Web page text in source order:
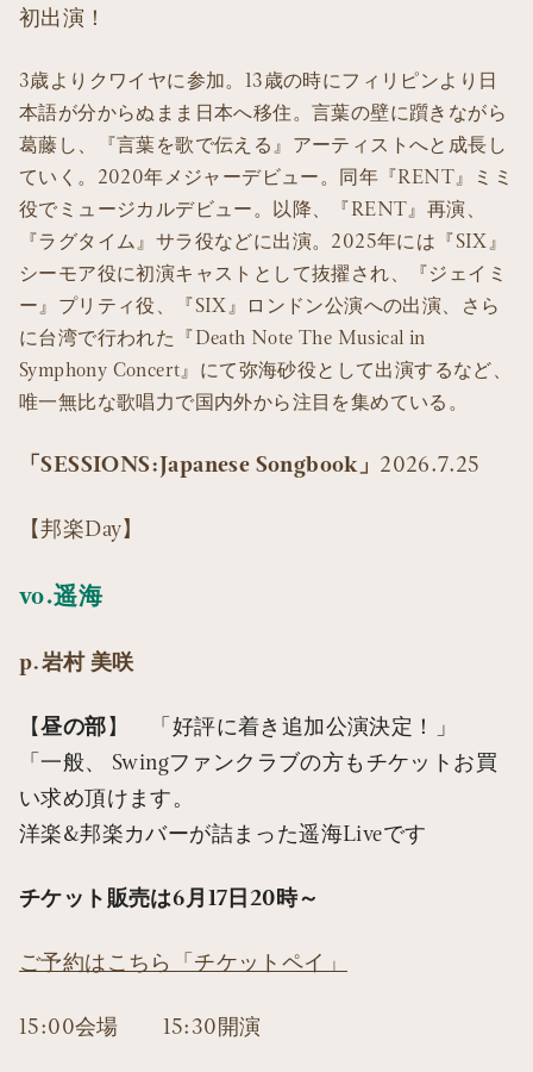
初出演！
3歳よりクワイヤに参加。13歳の時にフィリピンより日
本語が分からぬまま日本へ移住。言葉の壁に躓きながら
葛藤し、『言葉を歌で伝える』アーティストへと成長し
ていく。2020年メジャーデビュー。同年『RENT』ミミ
役でミュージカルデビュー。以降、『RENT』再演、
『ラグタイム』サラ役などに出演。2025年には『SIX』
シーモア役に初演キャストとして抜擢され、『ジェイミ
ー』プリティ役、『SIX』ロンドン公演への出演、さら
に台湾で行われた『Death Note The Musical in
Symphony Concert』にて弥海砂役として出演するなど、
唯一無比な歌唱力で国内外から注目を集めている。
「SESSIONS:Japanese Songbook」 2026.7.25
【邦楽Day】
vo.遥海
p.岩村 美咲
【昼の部】 「好評に着き追加公演決定！」
「一般、 Swingファンクラブの方もチケットお買
い求め頂けます。
洋楽&邦楽カバーが詰まった遥海Liveです
チケット販売は6月17日20時～
ご予約はこちら「チケットペイ」
15:00会場 15:30開演